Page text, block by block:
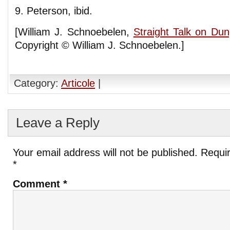
9. Peterson, ibid.
[William J. Schnoebelen, Straight Talk on
Copyright © William J. Schnoebelen.]
Category: Articole
Leave a Reply
Your email address will not be published.
*
Comment *